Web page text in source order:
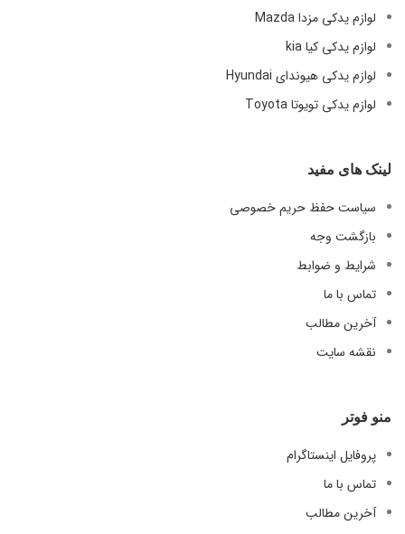
لوازم یدکی مزدا Mazda
لوازم یدکی کیا kia
لوازم یدکی هیوندای Hyundai
لوازم یدکی تویوتا Toyota
لینک های مفید
سیاست حفظ حریم خصوصی
بازگشت وجه
شرایط و ضوابط
تماس با ما
آخرین مطالب
نقشه سایت
منو فوتر
پروفایل اینستاگرام
تماس با ما
آخرین مطالب